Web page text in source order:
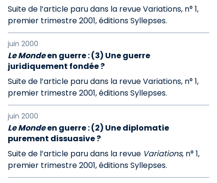
Suite de l’article paru dans la revue Variations, n° 1,
premier trimestre 2001, éditions Syllepses.
juin 2000
Le Mondeen guerre : (3) Une guerre
juridiquement fondée ?
Suite de l’article paru dans la revue Variations, n° 1,
premier trimestre 2001, éditions Syllepses.
juin 2000
Le Mondeen guerre : (2) Une diplomatie
purement dissuasive ?
Suite de l’article paru dans la revue Variations, n° 1,
premier trimestre 2001, éditions Syllepses.